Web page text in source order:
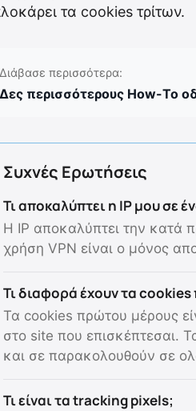
τα cookies τρίτων.
Διάβασε περισσότερα:
Δες περισσότερους How-To
Συχνές Ερωτήσεις
Τι αποκαλύπτει η IP μου σε
Η IP αποκαλύπτει την κατά
χρήση VPN είναι ο μόνος
Τι διαφορά έχουν τα
Τα cookies πρώτου μέρους
στο site που επισκέπτεσαι.
και σε παρακολουθούν σε
Τι είναι τα tracking pixels;